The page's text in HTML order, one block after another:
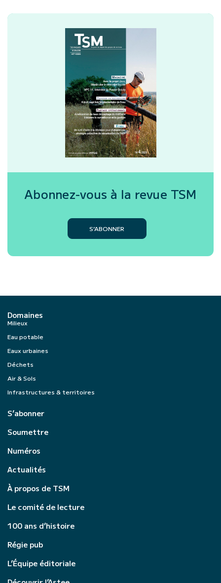
Abonnez-vous à la revue TSM
S’ABONNER
Domaines
Milieux
Eau potable
Eaux urbaines
Déchets
Air & Sols
Infrastructures & territoires
S’abonner
Soumettre
Numéros
Actualités
À propos de TSM
Le comité de lecture
100 ans d’histoire
Régie pub
L’Équipe éditoriale